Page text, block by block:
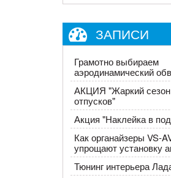
ЗАПИСИ
Грамотно выбираем
аэродинамический
АКЦИЯ "Жаркий сезон
отпусков"
Акция "Наклейка в
Как органайзеры VS-
упрощают установку
Тюнинг интерьера